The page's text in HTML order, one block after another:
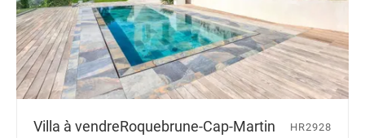
Villa à vendreRoquebrune-Cap-Martin
HR2928